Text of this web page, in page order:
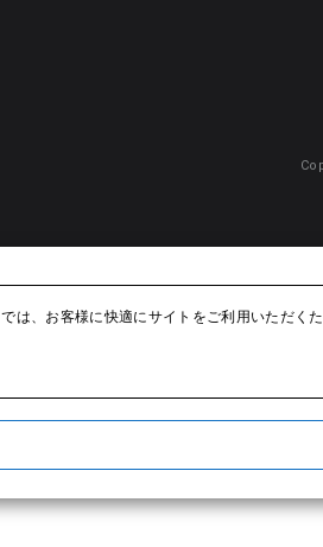
は、お客様に快適にサイトをご利用いただく